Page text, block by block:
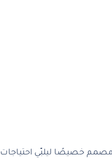
مصمم خصيصًا ليلبّي